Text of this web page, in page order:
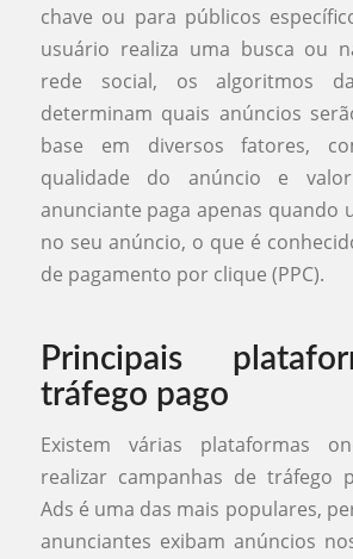
chave ou para públicos
usuário realiza uma busca ou
rede social, os algoritmos
determinam quais anúncios
base em diversos fatores,
qualidade do anúncio e
anunciante paga apenas quando
no seu anúncio, o que é
de pagamento por clique (PPC).
Principais
tráfego pago
Existem várias plataformas
realizar campanhas de tráfego
Ads é uma das mais populares,
anunciantes exibam anúncios